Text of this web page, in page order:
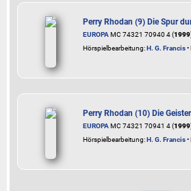
Perry Rhodan (9) Die Spur
EUROPAMC 74321 70940 4 (1999
Hörspielbearbeitung:H. G. Francis•
Perry Rhodan (10) Die
EUROPAMC 74321 70941 4 (1999
Hörspielbearbeitung:H. G. Francis•